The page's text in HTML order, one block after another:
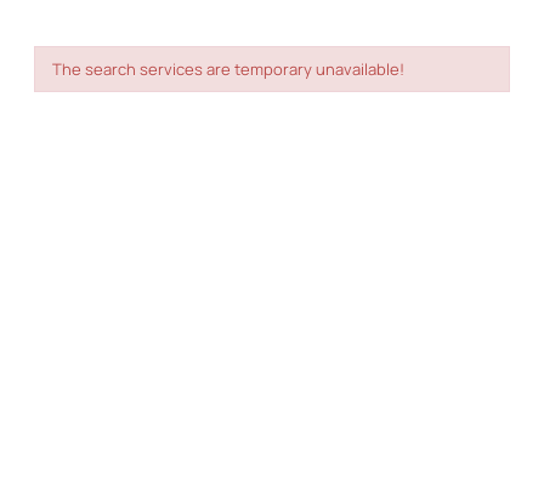
The search services are temporary unavailable!